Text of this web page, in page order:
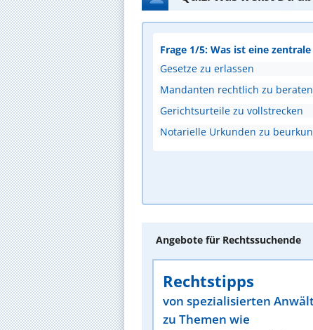
Frage 1/5: Was ist eine
Gesetze zu erlassen
Mandanten rechtlich zu
Gerichtsurteile zu vollstrecken
Notarielle Urkunden zu
Angebote für Rechtssuchende
Rechtstipps
von spezialisierten
zu Themen wie